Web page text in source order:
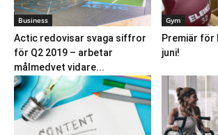
Business
Actic redovisar svaga siffror
för Q2 2019 – arbetar
målmedvet vidare...
Gym
Premiär för
juni!